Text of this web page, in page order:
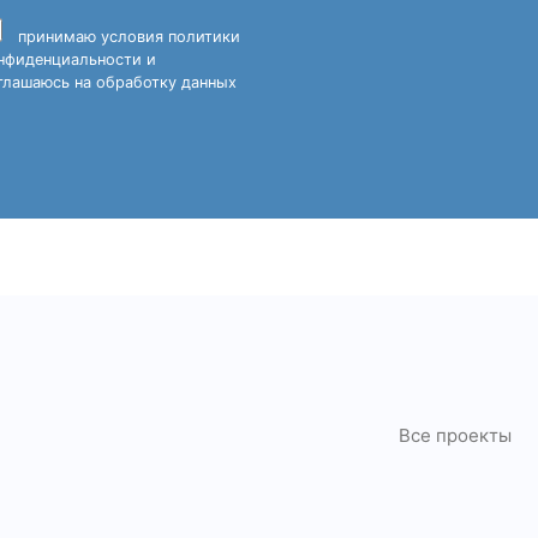
принимаюусловия политики
и
на обработку данных
Все проекты